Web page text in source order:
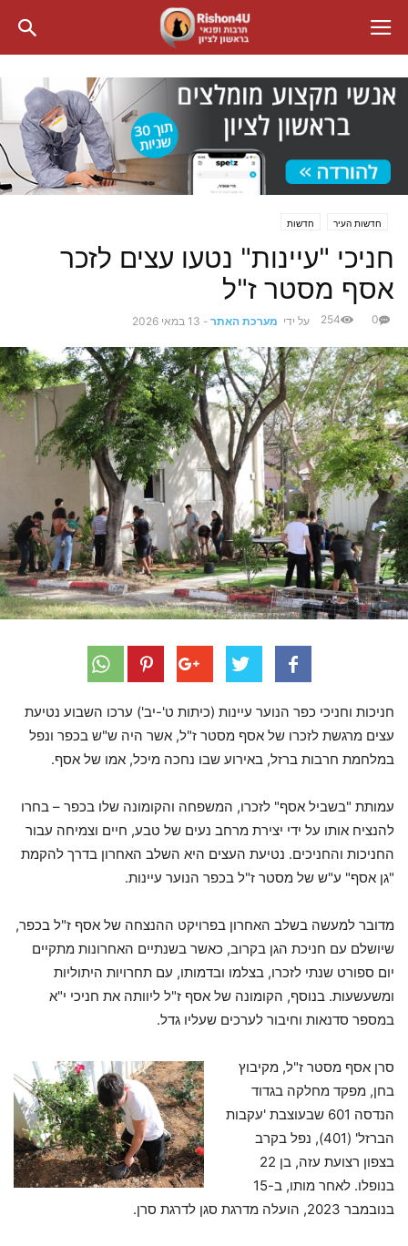
חדשות העיר חדשות
חניכי "עיינות" נטעו עצים לזכר
אסף מסטר ז"ל
על ידי מערכת האתר - 13 במאי 2026 0
254
חניכות וחניכי כפר הנוער עיינות (כיתות ט'-יב') ערכו השבוע נטיעת
עצים מרגשת לזכרו של אסף מסטר ז"ל, אשר היה ש"ש בכפר ונפל
במלחמת חרבות ברזל, באירוע שבו נחכה מיכל, אמו של אסף.
עמותת "בשביל אסף" לזכרו, המשפחה והקומונה שלו בכפר – בחרו
להנציח אותו על ידי יצירת מרחב נעים של טבע, חיים וצמיחה עבור
החניכות והחניכים. נטיעת העצים היא השלב האחרון בדרך להקמת
"גן אסף" ע"ש של מסטר ז"ל בכפר הנוער עיינות.
מדובר למעשה בשלב האחרון בפרויקט ההנצחה של אסף ז"ל בכפר,
שיושלם עם חניכת הגן בקרוב, כאשר בשנתיים האחרונות מתקיים
יום ספורט שנתי לזכרו, בצלמו ובדמותו, עם תחרויות היתוליות
ומשעשעות. בנוסף, הקומונה של אסף ז"ל ליוותה את חניכי י"א
במספר סדנאות וחיבור לערכים שעליו גדל.
סרן אסף מסטר ז"ל, מקיבוץ
בחן, מפקד מחלקה בגדוד
הנדסה 601 שבעוצבת 'עקבות
הברזל' (401), נפל בקרב
בצפון רצועת עזה, בן 22
בנופלו. לאחר מותו, ב-15
בנובמבר 2023, הועלה מדרגת סגן לדרגת סרן.